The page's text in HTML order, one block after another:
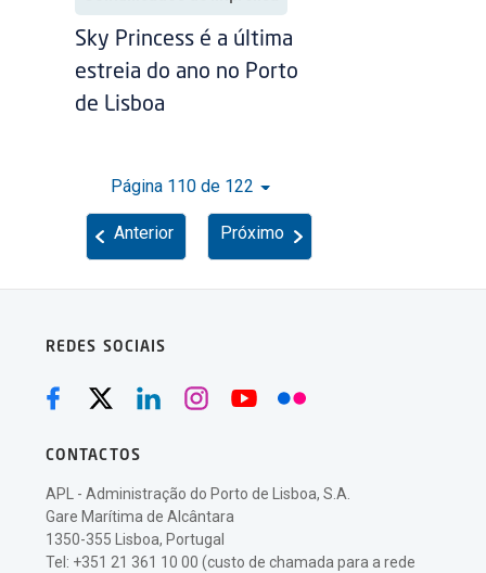
Sky Princess é a última
estreia do ano no Porto
de Lisboa
Página 110 de 122
Anterior Próximo
REDES SOCIAIS
CONTACTOS
APL - Administração do Porto de Lisboa, S.A.
Gare Marítima de Alcântara
1350-355 Lisboa, Portugal
Tel: +351 21 361 10 00 (custo de chamada para a rede